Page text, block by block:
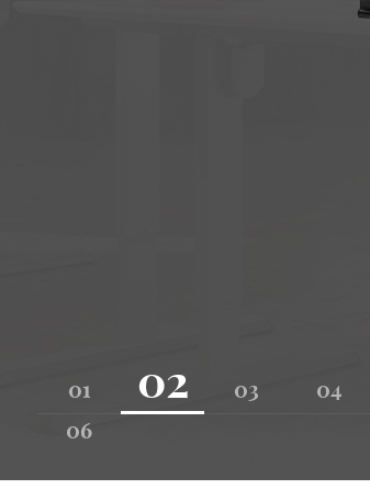
assis-
01 02 03 04
06